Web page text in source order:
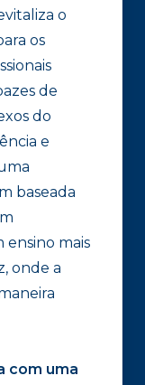
o
os
de
do
e
baseada
mais
onde a
com uma